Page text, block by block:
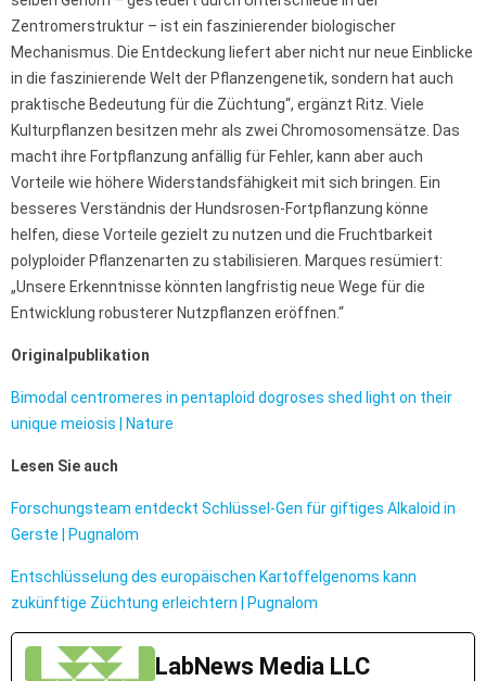
Zentromerstruktur – ist ein faszinierender biologischer
Mechanismus. Die Entdeckung liefert aber nicht nur neue Einblicke
in die faszinierende Welt der Pflanzengenetik, sondern hat auch
praktische Bedeutung für die Züchtung“, ergänzt Ritz. Viele
Kulturpflanzen besitzen mehr als zwei Chromosomensätze. Das
macht ihre Fortpflanzung anfällig für Fehler, kann aber auch
Vorteile wie höhere Widerstandsfähigkeit mit sich bringen. Ein
besseres Verständnis der Hundsrosen-Fortpflanzung könne
helfen, diese Vorteile gezielt zu nutzen und die Fruchtbarkeit
polyploider Pflanzenarten zu stabilisieren. Marques resümiert:
„Unsere Erkenntnisse könnten langfristig neue Wege für die
Entwicklung robusterer Nutzpflanzen eröffnen.“
Originalpublikation
Bimodal centromeres in pentaploid dogroses shed light on their
unique meiosis | Nature
Lesen Sie auch
Forschungsteam entdeckt Schlüssel-Gen für giftiges Alkaloid in
Gerste | Pugnalom
Entschlüsselung des europäischen Kartoffelgenoms kann
zukünftige Züchtung erleichtern | Pugnalom
LabNews Media LLC